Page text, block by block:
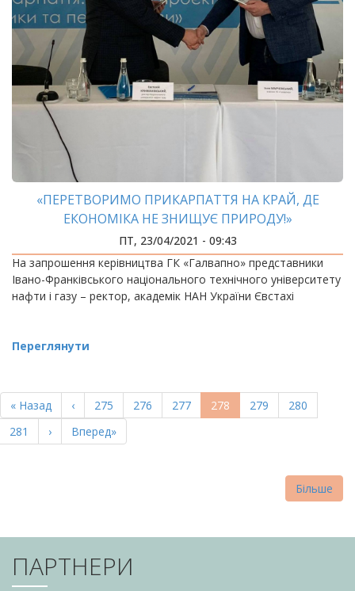
«ПЕРЕТВОРИМО ПРИКАРПАТТЯ НА КРАЙ, ДЕ
ЕКОНОМІКА НЕ ЗНИЩУЄ ПРИРОДУ!»
ПТ, 23/04/2021 - 09:43
На запрошення керівництва ГК «Галвапно» представники
Івано-Франківського національного технічного університету
нафти і газу – ректор, академік НАН України Євстахі
Переглянути
НА
СТОРІНКИ
Перша
сторінка
« Назад
Попередня
сторінка
‹ Page
275 Page
276 Page
277
Поточна
сторінка
278 Page
279 Page
280
Page
281
Наступна
сторінка
›
Остання
сторінка
Вперед»
Більше
ПАРТНЕРИ